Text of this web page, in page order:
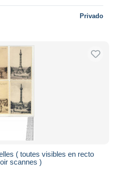
Privado
( toutes visibles en recto
scannes )